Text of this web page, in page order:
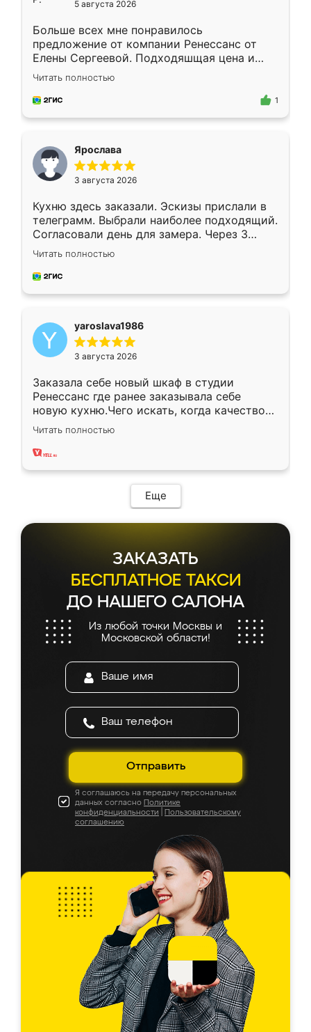
5 августа 2026
Больше всех мне понравилось
предложение от компании Ренессанс от
Елены Сергеевой. Подходяшщая цена и
короткие сроки изготовления. Приехавший
для замера сотрудник Владислав
предложил по моему эскизу самый
Читать полностью
1
Ярослава
3 августа 2026
Кухню здесь заказали. Эскизы прислали в
телеграмм. Выбрали наиболее подходящий.
Согласовали день для замера. Через 3
недели кухня была уже готова. Остались
довольны работой. Спасибо Ренессанс
мебель за качественную работу!
Читать полностью
yaroslava1986
3 августа 2026
Заказала себе новый шкаф в студии
Ренессанс где ранее заказывала себе
новую кухню.Чего искать, когда качеством
вполне довольна. Служит кухня уже почти
два года, нареканий нет.
Читать полностью
Еще
ЗАКАЗАТЬ
БЕСПЛАТНОЕ ТАКСИ
ДО НАШЕГО САЛОНА
Из любой точки Москвы и
Московской области!
Отправить
Я соглашаюсь на передачу персональных
данных согласно Политике
конфиденциальности
Пользовательскому
соглашению